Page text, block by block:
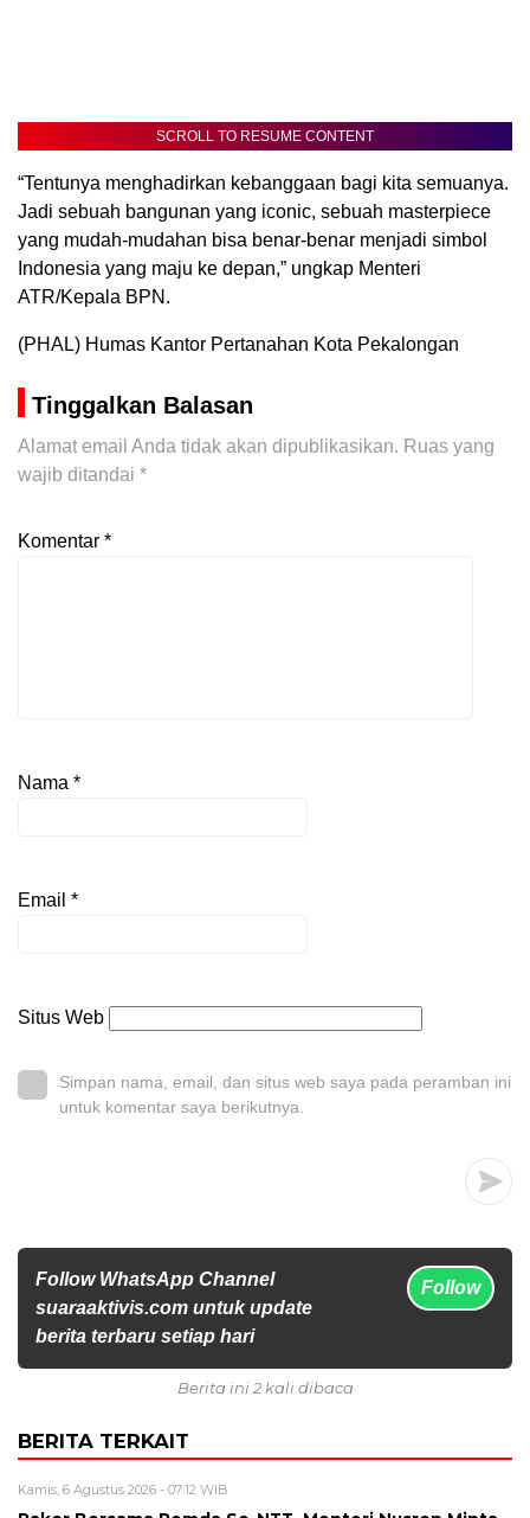
SCROLL TO RESUME CONTENT
“Tentunya menghadirkan kebanggaan bagi kita semuanya.
Jadi sebuah bangunan yang iconic, sebuah masterpiece
yang mudah-mudahan bisa benar-benar menjadi simbol
Indonesia yang maju ke depan,” ungkap Menteri
ATR/Kepala BPN.
(PHAL) Humas Kantor Pertanahan Kota Pekalongan
Tinggalkan Balasan
Alamat email Anda tidak akan dipublikasikan. Ruas yang
wajib ditandai *
Komentar *
Nama *
Email *
Situs Web
Simpan nama, email, dan situs web saya pada peramban ini
untuk komentar saya berikutnya.
Follow WhatsApp Channel
suaraaktivis.com untuk update
berita terbaru setiap hari
Follow
Berita ini 2 kali dibaca
BERITA TERKAIT
Kamis, 6 Agustus 2026 - 07:12 WIB